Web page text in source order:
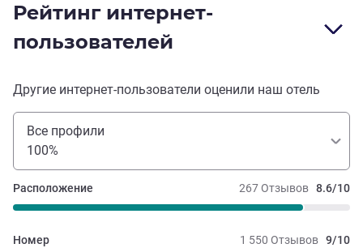
Рейтинг интернет-
пользователей
Другие интернет-пользователи оценили наш отель
Все профили
100%
267 Отзывов 8.6/10
Расположение
1 550 Отзывов 9/10
Номер